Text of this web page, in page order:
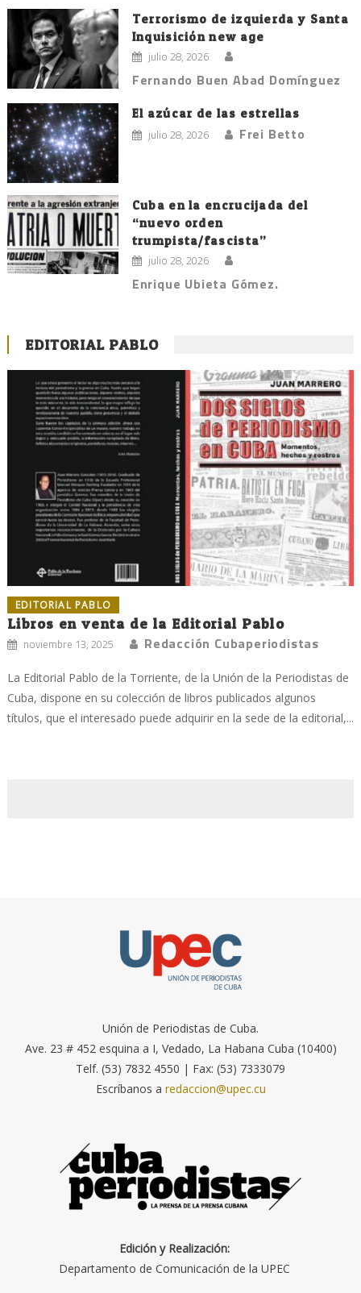
Terrorismo de izquierda y Santa
Inquisición new age
julio 28, 2026
Fernando Buen Abad Domínguez
El azúcar de las estrellas
julio 28, 2026 Frei Betto
Cuba en la encrucijada del
“nuevo orden
trumpista/fascista”
julio 28, 2026
Enrique Ubieta Gómez.
EDITORIAL PABLO
EDITORIAL PABLO
Libros en venta de la Editorial Pablo
noviembre 13, 2025 Redacción Cubaperiodistas
La Editorial Pablo de la Torriente, de la Unión de la Periodistas de
Cuba, dispone en su colección de libros publicados algunos
títulos, que el interesado puede adquirir en la sede de la editorial,...
Unión de Periodistas de Cuba.
Ave. 23 # 452 esquina a I, Vedado, La Habana Cuba (10400)
Telf. (53) 7832 4550 | Fax: (53) 7333079
Escríbanos a redaccion@upec.cu
Edición y Realización:
Departamento de Comunicación de la UPEC